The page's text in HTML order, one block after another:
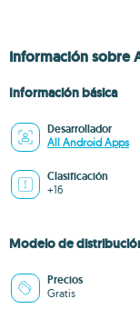
Información sobre
Información básica
Desarrollador
All Android Apps
Clasificación
+16
Modelo de
Precios
Gratis